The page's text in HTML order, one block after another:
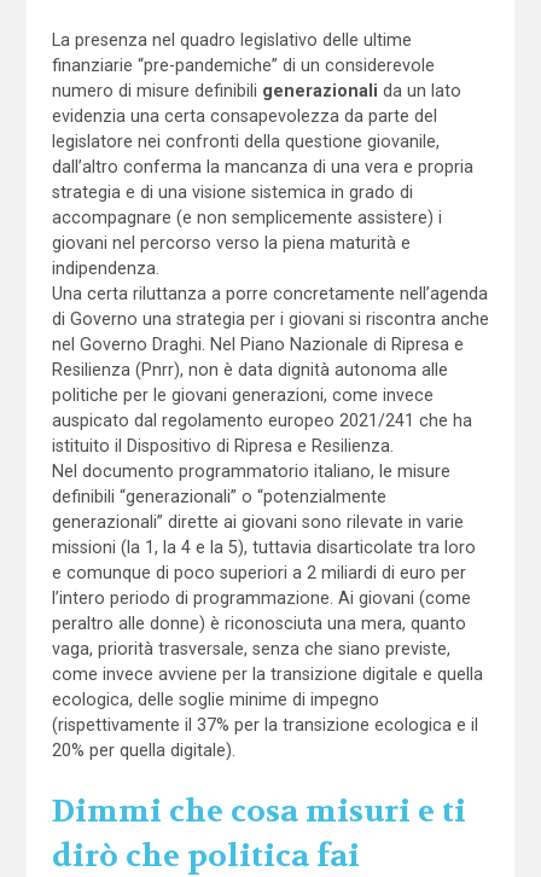
La presenza nel quadro legislativo delle ultime
finanziarie “pre-pandemiche” di un considerevole
numero di misure definibili generazionali da un lato
evidenzia una certa consapevolezza da parte del
legislatore nei confronti della questione giovanile,
dall’altro conferma la mancanza di una vera e propria
strategia e di una visione sistemica in grado di
accompagnare (e non semplicemente assistere) i
giovani nel percorso verso la piena maturità e
indipendenza.
Una certa riluttanza a porre concretamente nell’agenda
di Governo una strategia per i giovani si riscontra anche
nel Governo Draghi. Nel Piano Nazionale di Ripresa e
Resilienza (Pnrr), non è data dignità autonoma alle
politiche per le giovani generazioni, come invece
auspicato dal regolamento europeo 2021/241 che ha
istituito il Dispositivo di Ripresa e Resilienza.
Nel documento programmatorio italiano, le misure
definibili “generazionali” o “potenzialmente
generazionali” dirette ai giovani sono rilevate in varie
missioni (la 1, la 4 e la 5), tuttavia disarticolate tra loro
e comunque di poco superiori a 2 miliardi di euro per
l’intero periodo di programmazione. Ai giovani (come
peraltro alle donne) è riconosciuta una mera, quanto
vaga, priorità trasversale, senza che siano previste,
come invece avviene per la transizione digitale e quella
ecologica, delle soglie minime di impegno
(rispettivamente il 37% per la transizione ecologica e il
20% per quella digitale).
Dimmi che cosa misuri e ti
dirò che politica fai